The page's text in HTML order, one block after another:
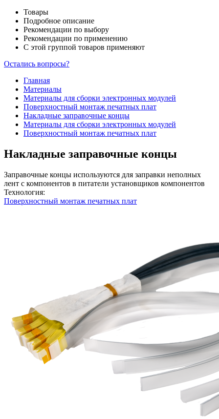
Товары
Подробное описание
Рекомендации по выбору
Рекомендации по применению
С этой группой товаров применяют
Остались вопросы?
Главная
Материалы
Материалы для сборки электронных модулей
Поверхностный монтаж печатных плат
Накладные заправочные концы
Материалы для сборки электронных модулей
Поверхностный монтаж печатных плат
Накладные заправочные концы
Заправочные концы используются для заправки неполных
лент с компонентов в питатели установщиков компонентов
Технология:
Поверхностный монтаж печатных плат